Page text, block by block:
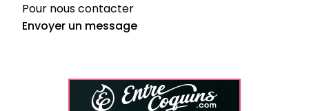
Pour nous contacter
Envoyer un message